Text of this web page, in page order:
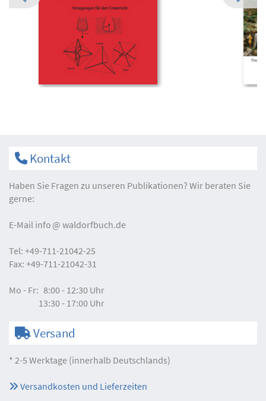
Kontakt
Haben Sie Fragen zu unseren Publikationen? Wir beraten Sie
gerne:
E-Mail info waldorfbuch.de
Tel: +49-711-21042-25
Fax: +49-711-21042-31
Mo - Fr: 8:00 - 12:30 Uhr
13:30 - 17:00 Uhr
Versand
* 2-5 Werktage (innerhalb Deutschlands)
Versandkosten und Lieferzeiten